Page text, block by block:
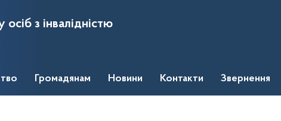
з інвалідністю
Громадянам Новини Контакти Звернення